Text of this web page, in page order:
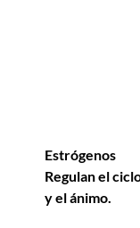
Estrógenos
Regulan el
y el ánimo.